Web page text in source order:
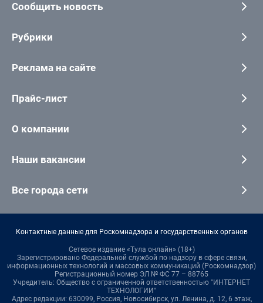
Сообщить новость
Рубрики
Реклама на сайте
Прайс-лист
О компании
Наши вакансии
Все города сети
Контактные данные для Роскомнадзора и государственных органов
Сетевое издание «Тула онлайн» (18+)
Зарегистрировано Федеральной службой по надзору в сфере связи,
информационных технологий и массовых коммуникаций (Роскомнадзор)
Регистрационный номер ЭЛ № ФС 77 – 88765
Учредитель: Общество с ограниченной ответственностью "ИНТЕРНЕТ
ТЕХНОЛОГИИ"
Адрес редакции: 630099, Россия, Новосибирск, ул. Ленина, д. 12, 6 этаж,